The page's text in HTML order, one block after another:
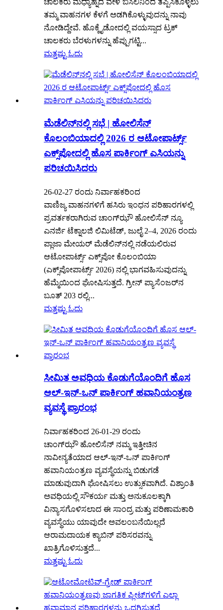
ಚಾಲಕರು ಮಧ್ಯಾಹ್ನದ ವೇಳೆ ಬಿಸಿಲಿನಿಂದ ತಪ್ಪಿಸಿಕೊಳ್ಳಲು
ತಮ್ಮ ವಾಹನಗಳ ಕೆಳಗೆ ಅಡಗಿಕೊಳ್ಳುವುದನ್ನು ನಾವು
ನೋಡಿದ್ದೇವೆ. ಹೊಕ್ಕೈಡೋದಲ್ಲಿ ವಯಸ್ಸಾದ ಟ್ರಕ್
ಚಾಲಕರು ಬೆರಳುಗಳನ್ನು ಹೆಪ್ಪುಗಟ್ಟಿ...
ಮತ್ತಷ್ಟು ಓದು
ಮೆಡೆಲಿನ್‌ನಲ್ಲಿ ಸಭೆ | ಹೋಲಿಸೆನ್
ಕೊಲಂಬಿಯಾದಲ್ಲಿ 2026 ರ ಆಟೋಪಾರ್ಟ್ಸ್
ಎಕ್ಸ್‌ಪೋದಲ್ಲಿ ಹೊಸ ಪಾರ್ಕಿಂಗ್ ಎಸಿಯನ್ನು
ಪರಿಚಯಿಸಿದರು
26-02-27 ರಂದು ನಿರ್ವಾಹಕರಿಂದ
ವಾಣಿಜ್ಯ ವಾಹನಗಳಿಗೆ ಹಸಿರು ಇಂಧನ ಪರಿಹಾರಗಳಲ್ಲಿ
ಪ್ರವರ್ತಕರಾಗಿರುವ ಚಾಂಗ್‌ಝೌ ಹೋಲಿಸೆನ್ ನ್ಯೂ
ಎನರ್ಜಿ ಟೆಕ್ನಾಲಜಿ ಲಿಮಿಟೆಡ್, ಜುಲೈ 2–4, 2026 ರಂದು
ಪ್ಲಾಜಾ ಮೇಯರ್ ಮೆಡೆಲಿನ್‌ನಲ್ಲಿ ನಡೆಯಲಿರುವ
ಆಟೋಪಾರ್ಟ್ಸ್ ಎಕ್ಸ್‌ಪೋ ಕೊಲಂಬಿಯಾ
(ಎಕ್ಸ್‌ಪೋಪಾರ್ಟ್ಸ್ 2026) ನಲ್ಲಿ ಭಾಗವಹಿಸುವುದನ್ನು
ಹೆಮ್ಮೆಯಿಂದ ಘೋಷಿಸುತ್ತದೆ. ಗ್ರೀನ್ ಪ್ಯಾಸೆಂಜರ್‌ನ
ಬೂತ್ 203 ರಲ್ಲಿ...
ಮತ್ತಷ್ಟು ಓದು
ಸೀಮಿತ ಅವಧಿಯ ಕೊಡುಗೆಯೊಂದಿಗೆ ಹೊಸ
ಆಲ್-ಇನ್-ಒನ್ ಪಾರ್ಕಿಂಗ್ ಹವಾನಿಯಂತ್ರಣ
ವ್ಯವಸ್ಥೆ ಪ್ರಾರಂಭ
ನಿರ್ವಾಹಕರಿಂದ 26-01-29 ರಂದು
ಚಾಂಗ್‌ಝೌ ಹೋಲಿಸೆನ್ ನಮ್ಮ ಇತ್ತೀಚಿನ
ನಾವೀನ್ಯತೆಯಾದ ಆಲ್-ಇನ್-ಒನ್ ಪಾರ್ಕಿಂಗ್
ಹವಾನಿಯಂತ್ರಣ ವ್ಯವಸ್ಥೆಯನ್ನು ಬಿಡುಗಡೆ
ಮಾಡುವುದಾಗಿ ಘೋಷಿಸಲು ಉತ್ಸುಕವಾಗಿದೆ. ವಿಶ್ರಾಂತಿ
ಅವಧಿಯಲ್ಲಿ ಸೌಕರ್ಯ ಮತ್ತು ಅನುಕೂಲಕ್ಕಾಗಿ
ವಿನ್ಯಾಸಗೊಳಿಸಲಾದ ಈ ಸಾಂದ್ರ ಮತ್ತು ಪರಿಣಾಮಕಾರಿ
ವ್ಯವಸ್ಥೆಯು ಯಾವುದೇ ಅವಲಂಬನೆಯಿಲ್ಲದೆ
ಆರಾಮದಾಯಕ ಕ್ಯಾಬಿನ್ ಪರಿಸರವನ್ನು
ಖಾತ್ರಿಗೊಳಿಸುತ್ತದೆ...
ಮತ್ತಷ್ಟು ಓದು